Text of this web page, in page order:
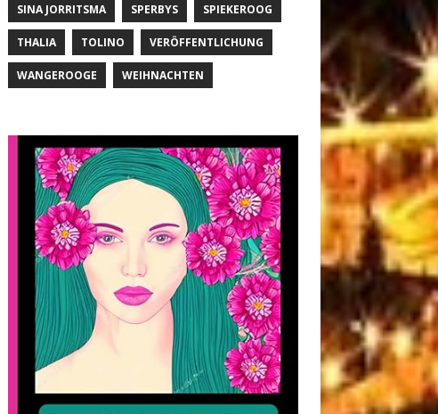
SINA JORRITSMA SPERBYS SPIEKEROOG
THALIA TOLINO VERÖFFENTLICHUNG
WANGEROOGE WEIHNACHTEN